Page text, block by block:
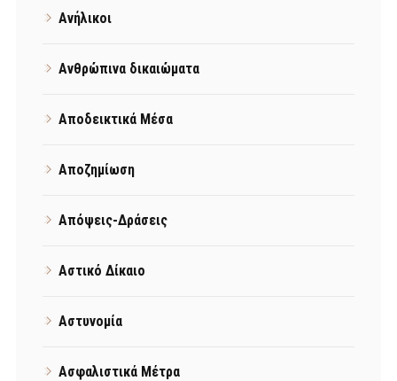
Ανήλικοι
Ανθρώπινα δικαιώματα
Αποδεικτικά Μέσα
Αποζημίωση
Απόψεις-Δράσεις
Αστικό Δίκαιο
Αστυνομία
Ασφαλιστικά Μέτρα